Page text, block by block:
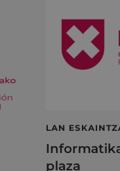
LAN
plaza